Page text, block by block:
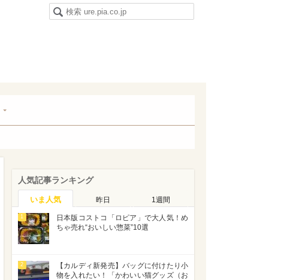
人気記事ランキング
いま人気 昨日 1週間
1
日本版コストコ「ロピア」で大人気！め
ちゃ売れ“おいしい惣菜”10選
2
【カルディ新発売】バッグに付けたり小
物を入れたい！「かわいい猫グッズ（お